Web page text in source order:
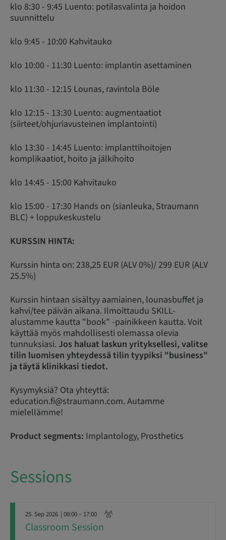
klo 8:30 - 9:45 Luento: potilasvalinta ja hoidon
suunnittelu
klo 9:45 - 10:00 Kahvitauko
klo 10:00 - 11:30 Luento: implantin asettaminen
klo 11:30 - 12:15 Lounas, ravintola Böle
klo 12:15 - 13:30 Luento: augmentaatiot
(siirteet/ohjuriavusteinen implantointi)
klo 13:30 - 14:45 Luento: implanttihoitojen
komplikaatiot, hoito ja jälkihoito
klo 14:45 - 15:00 Kahvitauko
klo 15:00 - 17:30 Hands on (sianleuka, Straumann
BLC) + loppukeskustelu
KURSSIN HINTA:
Kurssin hinta on: 238,25 EUR (ALV 0%)/ 299 EUR (ALV
25.5%)
Kurssin hintaan sisältyy aamiainen, lounasbuffet ja
kahvi/tee päivän aikana. Ilmoittaudu SKILL-
alustamme kautta "book" -painikkeen kautta. Voit
käyttää myös mahdollisesti olemassa olevia
tunnuksiasi. Jos haluat laskun yrityksellesi, valitse
tilin luomisen yhteydessä tilin tyypiksi "business"
ja täytä klinikkasi tiedot.
Kysymyksiä? Ota yhteyttä:
education.fi@straumann.com. Autamme
mielellämme!
Product segments: Implantology, Prosthetics
Sessions
25. Sep 2026 | 08:00 – 17:00
Classroom Session